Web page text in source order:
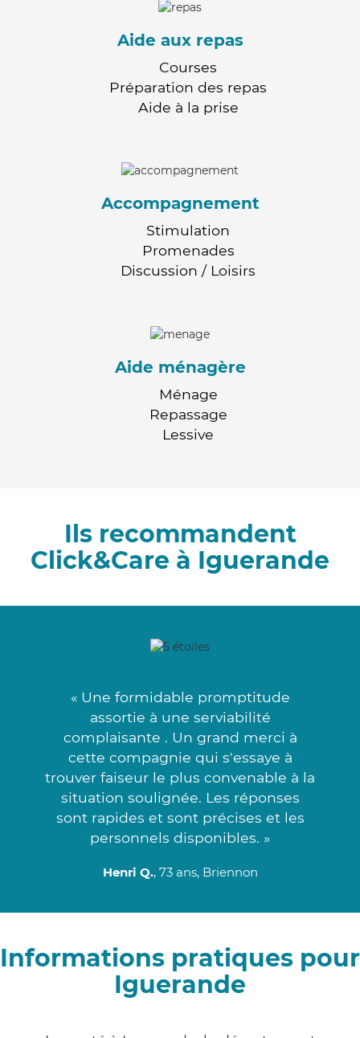
Aide aux repas
Courses
Préparation des repas
Aide à la prise
Accompagnement
Stimulation
Promenades
Discussion / Loisirs
Aide ménagère
Ménage
Repassage
Lessive
Ils recommandent
Click&Care à Iguerande
« Une formidable promptitude
assortie à une serviabilité
complaisante . Un grand merci à
cette compagnie qui s'essaye à
trouver faiseur le plus convenable à la
situation soulignée. Les réponses
sont rapides et sont précises et les
personnels disponibles. »
Henri Q., 73 ans, Briennon
Informations pratiques pour
Iguerande